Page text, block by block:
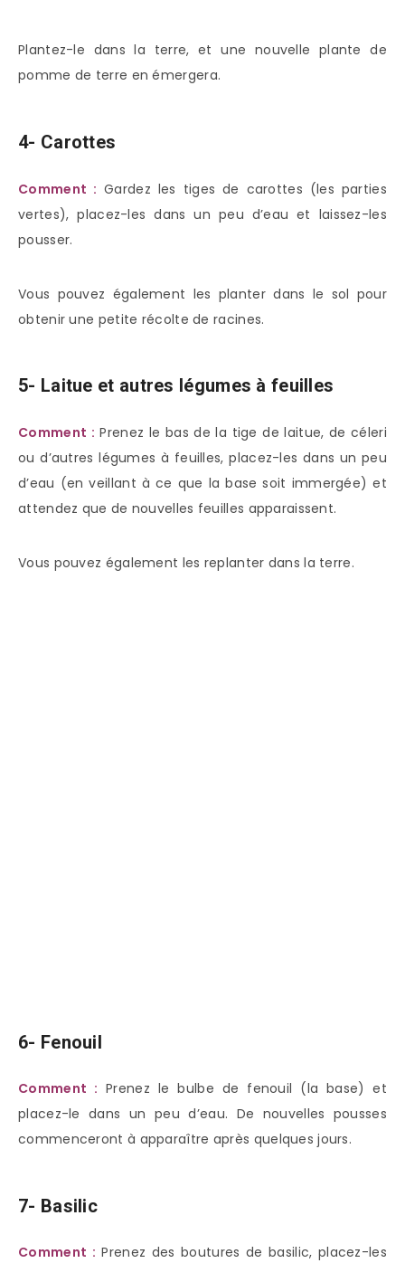
Plantez-le dans la terre, et une nouvelle plante de
pomme de terre en émergera.
4- Carottes
Comment : Gardez les tiges de carottes (les parties
vertes), placez-les dans un peu d’eau et laissez-les
pousser.
Vous pouvez également les planter dans le sol pour
obtenir une petite récolte de racines.
5- Laitue et autres légumes à feuilles
Comment : Prenez le bas de la tige de laitue, de céleri
ou d’autres légumes à feuilles, placez-les dans un peu
d’eau (en veillant à ce que la base soit immergée) et
attendez que de nouvelles feuilles apparaissent.
Vous pouvez également les replanter dans la terre.
6- Fenouil
Comment : Prenez le bulbe de fenouil (la base) et
placez-le dans un peu d’eau. De nouvelles pousses
commenceront à apparaître après quelques jours.
7- Basilic
Comment : Prenez des boutures de basilic, placez-les